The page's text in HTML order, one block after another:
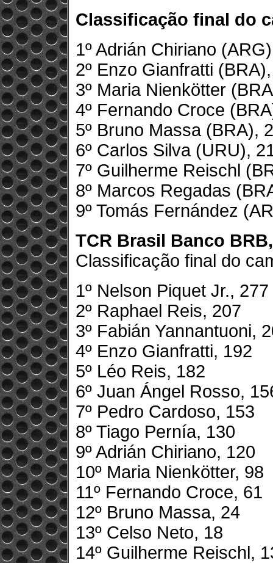
Classificação final do
1º Adrián Chiriano
2º Enzo Gianfratti
3º Maria Nienkötter
4º Fernando Croce
5º Bruno Massa (BRA),
6º Carlos Silva (URU),
7º Guilherme Reischl
8º Marcos Regadas
9º Tomás Fernández
TCR Brasil Banco
Classificação final do
1º Nelson Piquet Jr.,
2º Raphael Reis, 207
3º Fabián Yannantuoni,
4º Enzo Gianfratti, 192
5º Léo Reis, 182
6º Juan Ángel Rosso,
7º Pedro Cardoso, 153
8º Tiago Pernía, 130
9º Adrián Chiriano, 120
10º Maria Nienkötter, 98
11º Fernando Croce, 61
12º Bruno Massa, 24
13º Celso Neto, 18
14º Guilherme Reischl,